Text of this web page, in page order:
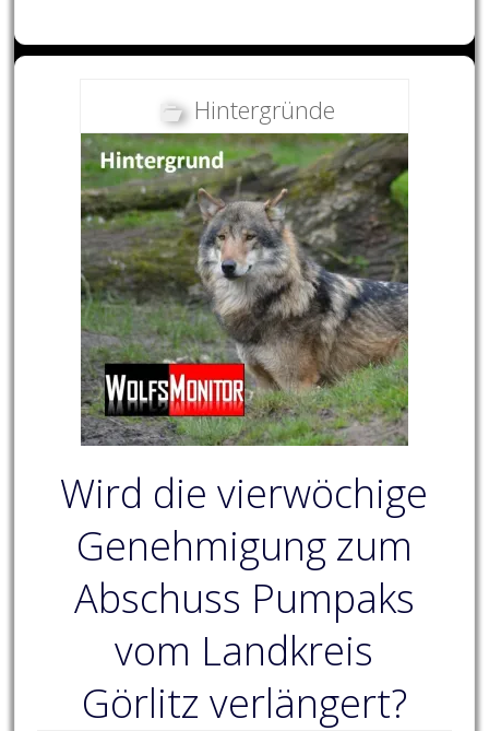
Hintergründe
Wird die vierwöchige
Genehmigung zum
Abschuss Pumpaks
vom Landkreis
Görlitz verlängert?